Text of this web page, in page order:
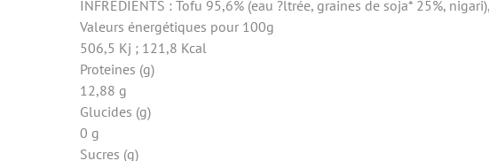
INFREDIENTS : Tofu 95,6% (eau ?ltrée, graines de soja* 25%,
Valeurs énergétiques pour 100g
506,5 Kj ; 121,8 Kcal
Proteines (g)
12,88 g
Glucides (g)
0 g
Sucres (g)